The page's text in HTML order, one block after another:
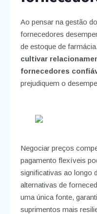
Ao pensar na gestão
fornecedores
de estoque de
cultivar
fornecedores
prejudiquem o
Negociar preços
pagamento flexíveis
significativas ao longo
alternativas de
uma única fonte,
suprimentos mais